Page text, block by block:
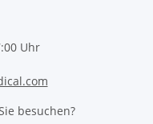
Uhr
besuchen?